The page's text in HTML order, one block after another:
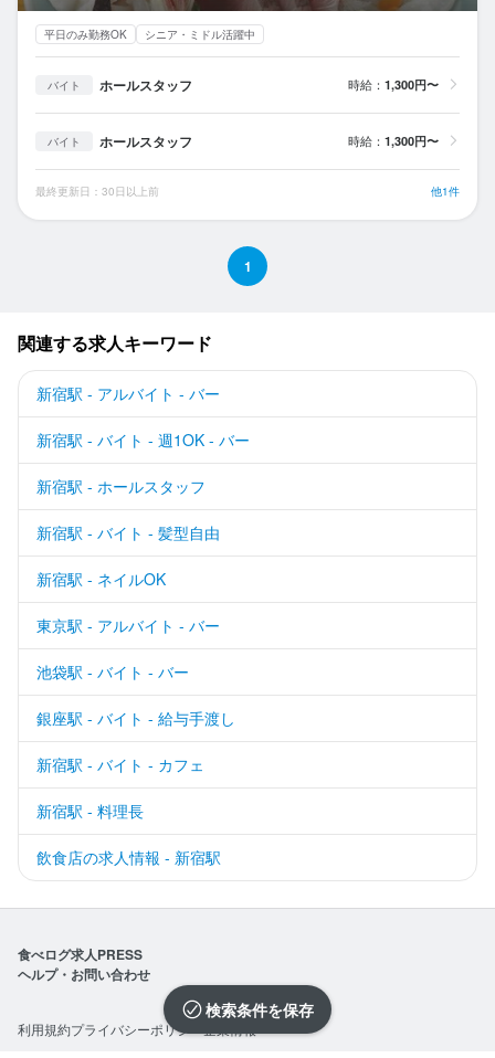
平日のみ勤務OK シニア・ミドル活躍中
バイト ホールスタッフ 時給： 1,300円〜
バイト ホールスタッフ 時給： 1,300円〜
最終更新日：30日以上前 他1件
1
検索条件を保存
関連する求人キーワード
新宿駅 - アルバイト - バー
新宿駅 - バイト - 週1OK - バー
新宿駅 - ホールスタッフ
新宿駅 - バイト - 髪型自由
新宿駅 - ネイルOK
東京駅 - アルバイト - バー
池袋駅 - バイト - バー
銀座駅 - バイト - 給与手渡し
新宿駅 - バイト - カフェ
新宿駅 - 料理長
飲食店の求人情報 - 新宿駅
食べログ求人PRESS
ヘルプ・お問い合わせ
利用規約プライバシーポリシー